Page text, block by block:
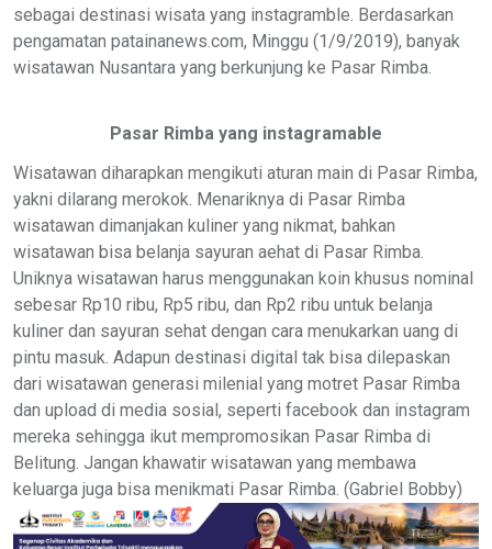
sebagai destinasi wisata yang instagramble. Berdasarkan
pengamatan patainanews.com, Minggu (1/9/2019), banyak
wisatawan Nusantara yang berkunjung ke Pasar Rimba.
Pasar Rimba yang instagramable
Wisatawan diharapkan mengikuti aturan main di Pasar Rimba,
yakni dilarang merokok. Menariknya di Pasar Rimba
wisatawan dimanjakan kuliner yang nikmat, bahkan
wisatawan bisa belanja sayuran aehat di Pasar Rimba.
Uniknya wisatawan harus menggunakan koin khusus nominal
sebesar Rp10 ribu, Rp5 ribu, dan Rp2 ribu untuk belanja
kuliner dan sayuran sehat dengan cara menukarkan uang di
pintu masuk. Adapun destinasi digital tak bisa dilepaskan
dari wisatawan generasi milenial yang motret Pasar Rimba
dan upload di media sosial, seperti facebook dan instagram
mereka sehingga ikut mempromosikan Pasar Rimba di
Belitung. Jangan khawatir wisatawan yang membawa
keluarga juga bisa menikmati Pasar Rimba. (Gabriel Bobby)